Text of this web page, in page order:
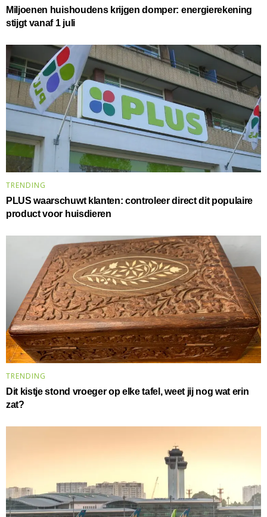
Miljoenen huishoudens krijgen domper: energierekening
stijgt vanaf 1 juli
TRENDING
PLUS waarschuwt klanten: controleer direct dit populaire
product voor huisdieren
TRENDING
Dit kistje stond vroeger op elke tafel, weet jij nog wat erin
zat?